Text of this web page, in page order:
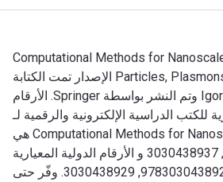
Computational Methods for
Particles, Plasmons and Waves 2nd الإصدار تمت الكتابة
بواسطة Igor Tsukerman وتم النشر بواسطة Springer. الأرقام
للكتب الدراسية الإلكترونية والرقمية لـ
Computational Methods for Nanoscale Applications هي
9783030438937, 3030438937 و الأرقام الدولية المعيارية
للكتاب (ISBN) هي 9783030438920, 3030438929. وفّر حتى